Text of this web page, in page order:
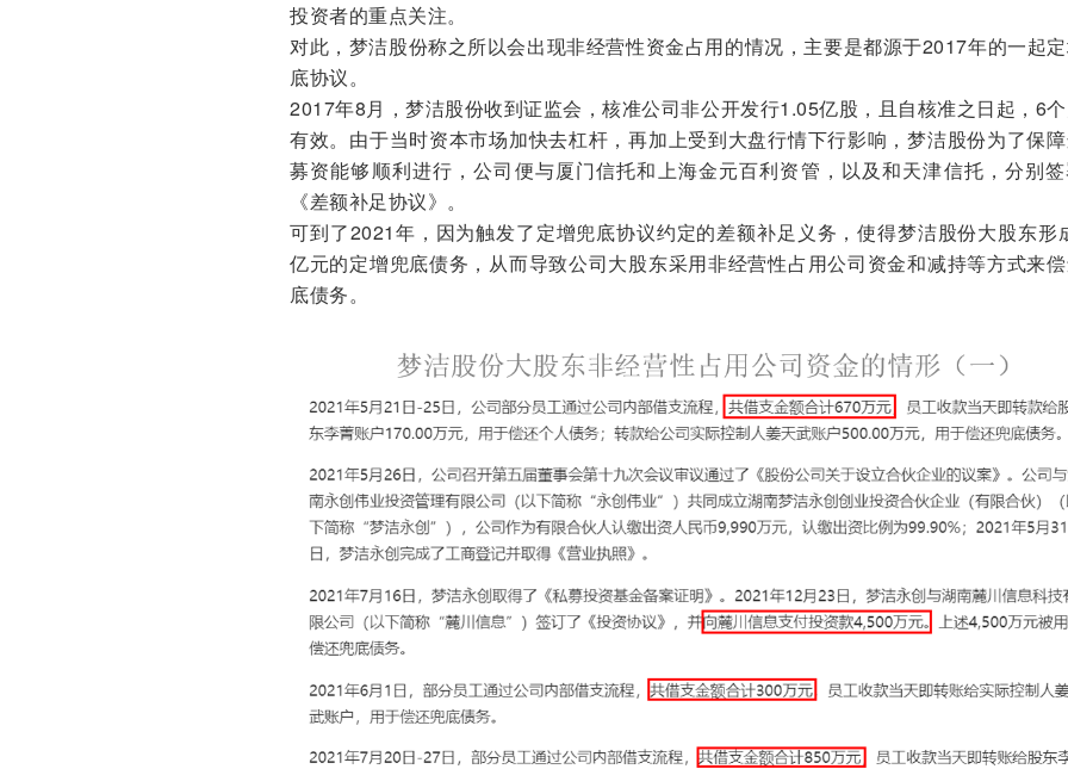
投资者的重点关注。
对此，梦洁股份称之所以会出现非经营性资金占用的情况，主要是都源于2017年的一起
底协议。
2017年8月，梦洁股份收到证监会，核准公司非公开发行1.05亿股，且自核准之日起，6
有效。由于当时资本市场加快去杠杆，再加上受到大盘行情下行影响，梦洁股份为了保
募资能够顺利进行，公司便与厦门信托和上海金元百利资管，以及和天津信托，分别
《差额补足协议》。
可到了2021年，因为触发了定增兜底协议约定的差额补足义务，使得梦洁股份大股东形
亿元的定增兜底债务，从而导致公司大股东采用非经营性占用公司资金和减持等方式来
底债务。